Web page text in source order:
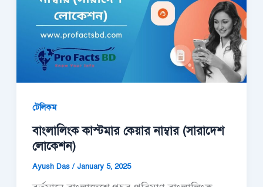
টেলিকম
বাংলালিংক কাস্টমার কেয়ার নাম্বার (সারাদেশ
লোকেশন)
Ayush Das /January 5, 2025